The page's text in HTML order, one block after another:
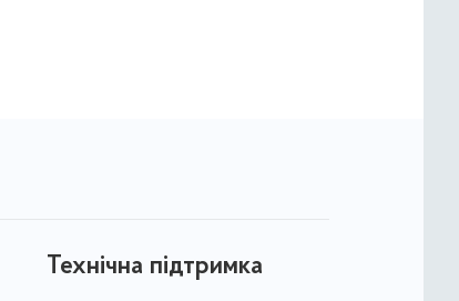
Технічна підтримка